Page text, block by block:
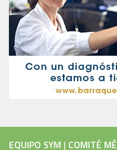
EQUIPO SYM | COMITÉ